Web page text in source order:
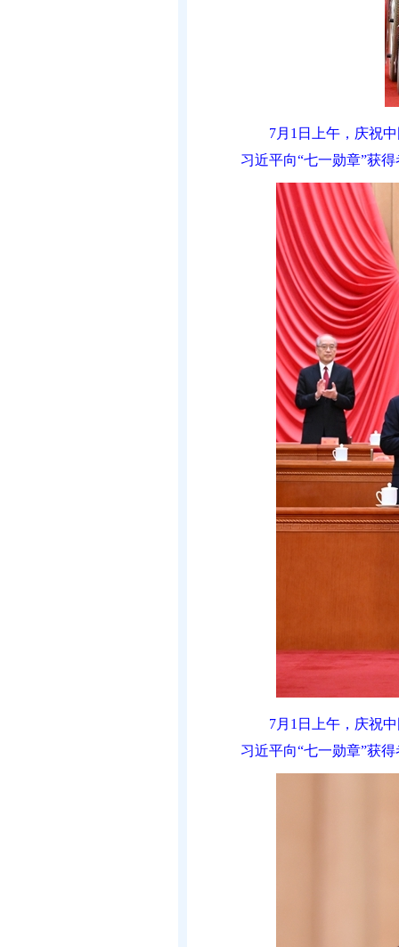
7月1日上午，庆祝
习近平向“七一勋章”获
7月1日上午，庆祝
习近平向“七一勋章”获